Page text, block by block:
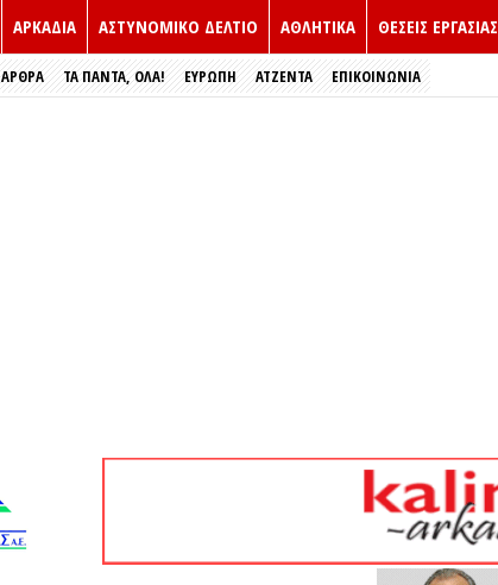
ΑΡΚΑΔΙΑ ΑΣΤΥΝΟΜΙΚΟ ΔΕΛΤΙΟ ΑΘΛΗΤΙΚΑ ΘΕΣΕΙΣ ΕΡΓΑΣΙΑΣ
ΑΡΘΡΑ ΤΑ ΠΑΝΤΑ, ΟΛΑ! ΕΥΡΏΠΗ ΑΤΖΕΝΤΑ ΕΠΙΚΟΙΝΩΝΙΑ